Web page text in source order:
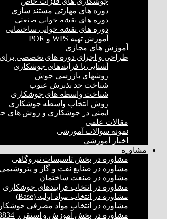
دوره های مهارتی مستند سازی
دوره های نقشه خوانی صنعتی
دوره های نقشه خوانی ساختمانی
آموزش تهیه WPS و POR
آموزش های مجازی
طراحی و اجرای دوره های تخصصی
آشنایی با فرآیندهای جوشکاری
روشهای بازرسی جوش
شناخت حد پذیرش عیوب
شناخت واسطه های جوشکاری
روش انتخاب واسطه جوشکاری
ایمنی در جوشکاری و روش های
مقالات علمی
نمونه سوالات آموزشی
اخبار آموزشی
مشاوره
مشاوره در بخش تاسیسات نیروگاهی
مشاوره در صنایع نفت و گاز و پتروشیمی
مشاوره در صنعت ساختمان
مشاوره در انتخاب فرایند‌های جوشکاری
مشاوره در انتخاب مواد اولیه (Base)
مشاوره در انتخاب مواد مصرفی
مشاوره در بخش آموزش و استقرار ISO 3834